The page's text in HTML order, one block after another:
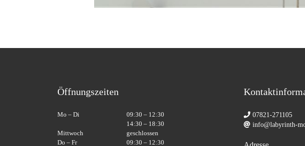
Öffnungszeiten
Mo – Di
09:30 – 12:30
14:30 – 18:30
Mittwoch
geschlossen
Do – Fr
09:30 – 12:30
07821-271105
info@labyrinth-